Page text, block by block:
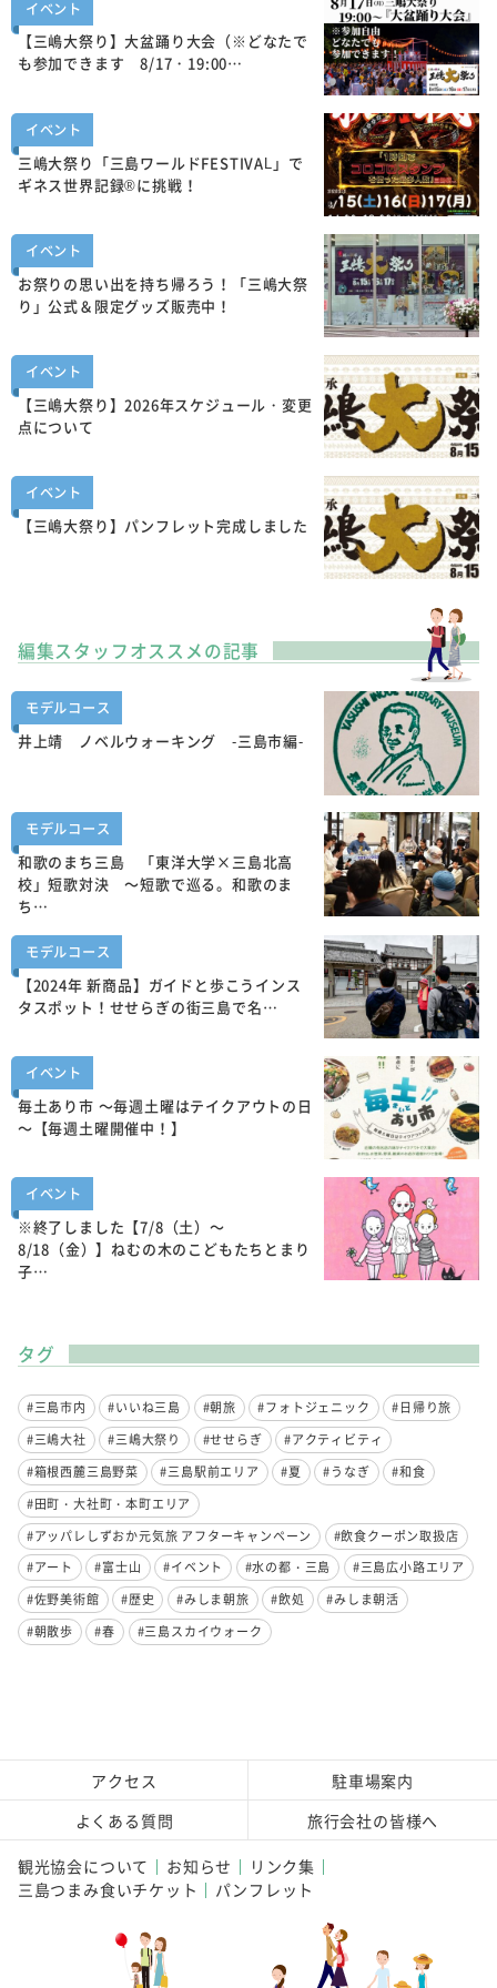
イベント
【三嶋大祭り】大盆踊り大会（※どなたで
も参加できます 8/17・19:00…
イベント
三嶋大祭り「三島ワールドFESTIVAL」で
ギネス世界記録®に挑戦！
イベント
お祭りの思い出を持ち帰ろう！「三嶋大祭
り」公式＆限定グッズ販売中！
イベント
【三嶋大祭り】2026年スケジュール・変更
点について
イベント
【三嶋大祭り】パンフレット完成しました
編集スタッフオススメの記事
モデルコース
井上靖 ノベルウォーキング -三島市編-
モデルコース
和歌のまち三島 「東洋大学×三島北高
校」短歌対決 ～短歌で巡る。和歌のま
ち…
モデルコース
【2024年 新商品】ガイドと歩こうインス
タスポット！せせらぎの街三島で名…
イベント
毎土あり市 ～毎週土曜はテイクアウトの日
～【毎週土曜開催中！】
イベント
※終了しました【7/8（土）～
8/18（金）】ねむの木のこどもたちとまり
子…
タグ
#三島市内 #いいね三島 #朝旅 #フォトジェニック
#日帰り旅
#三嶋大社
#三嶋大祭り #せせらぎ
#アクティビティ
#箱根西麓三島野菜
#三島駅前エリア #夏 #うなぎ
#和食
#田町・大社町・本町エリア
#アッパレしずおか元気旅 アフターキャンペーン
#飲食クーポン取扱店
#アート
#富士山 #イベント #水の都・三島
#三島広小路エリア
#佐野美術館
#歴史 #みしま朝旅 #飲処
#みしま朝活
#朝散歩
#春 #三島スカイウォーク
アクセス
駐車場案内
よくある質問
旅行会社の皆様へ
観光協会について お知らせ
リンク集
三島つまみ食いチケット
パンフレット